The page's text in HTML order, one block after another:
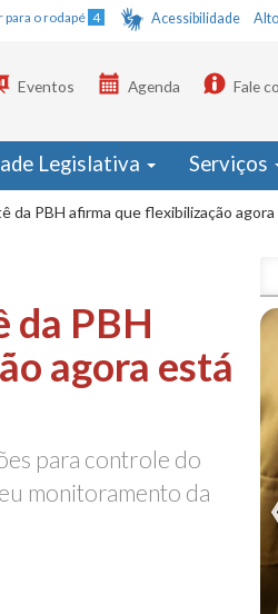
para o rodapé 4 Acessibilidade
Eventos Agenda Fale
Legislativa Serviços
da PBH afirma que flexibilização
da PBH
agora está
para controle do
monitoramento da